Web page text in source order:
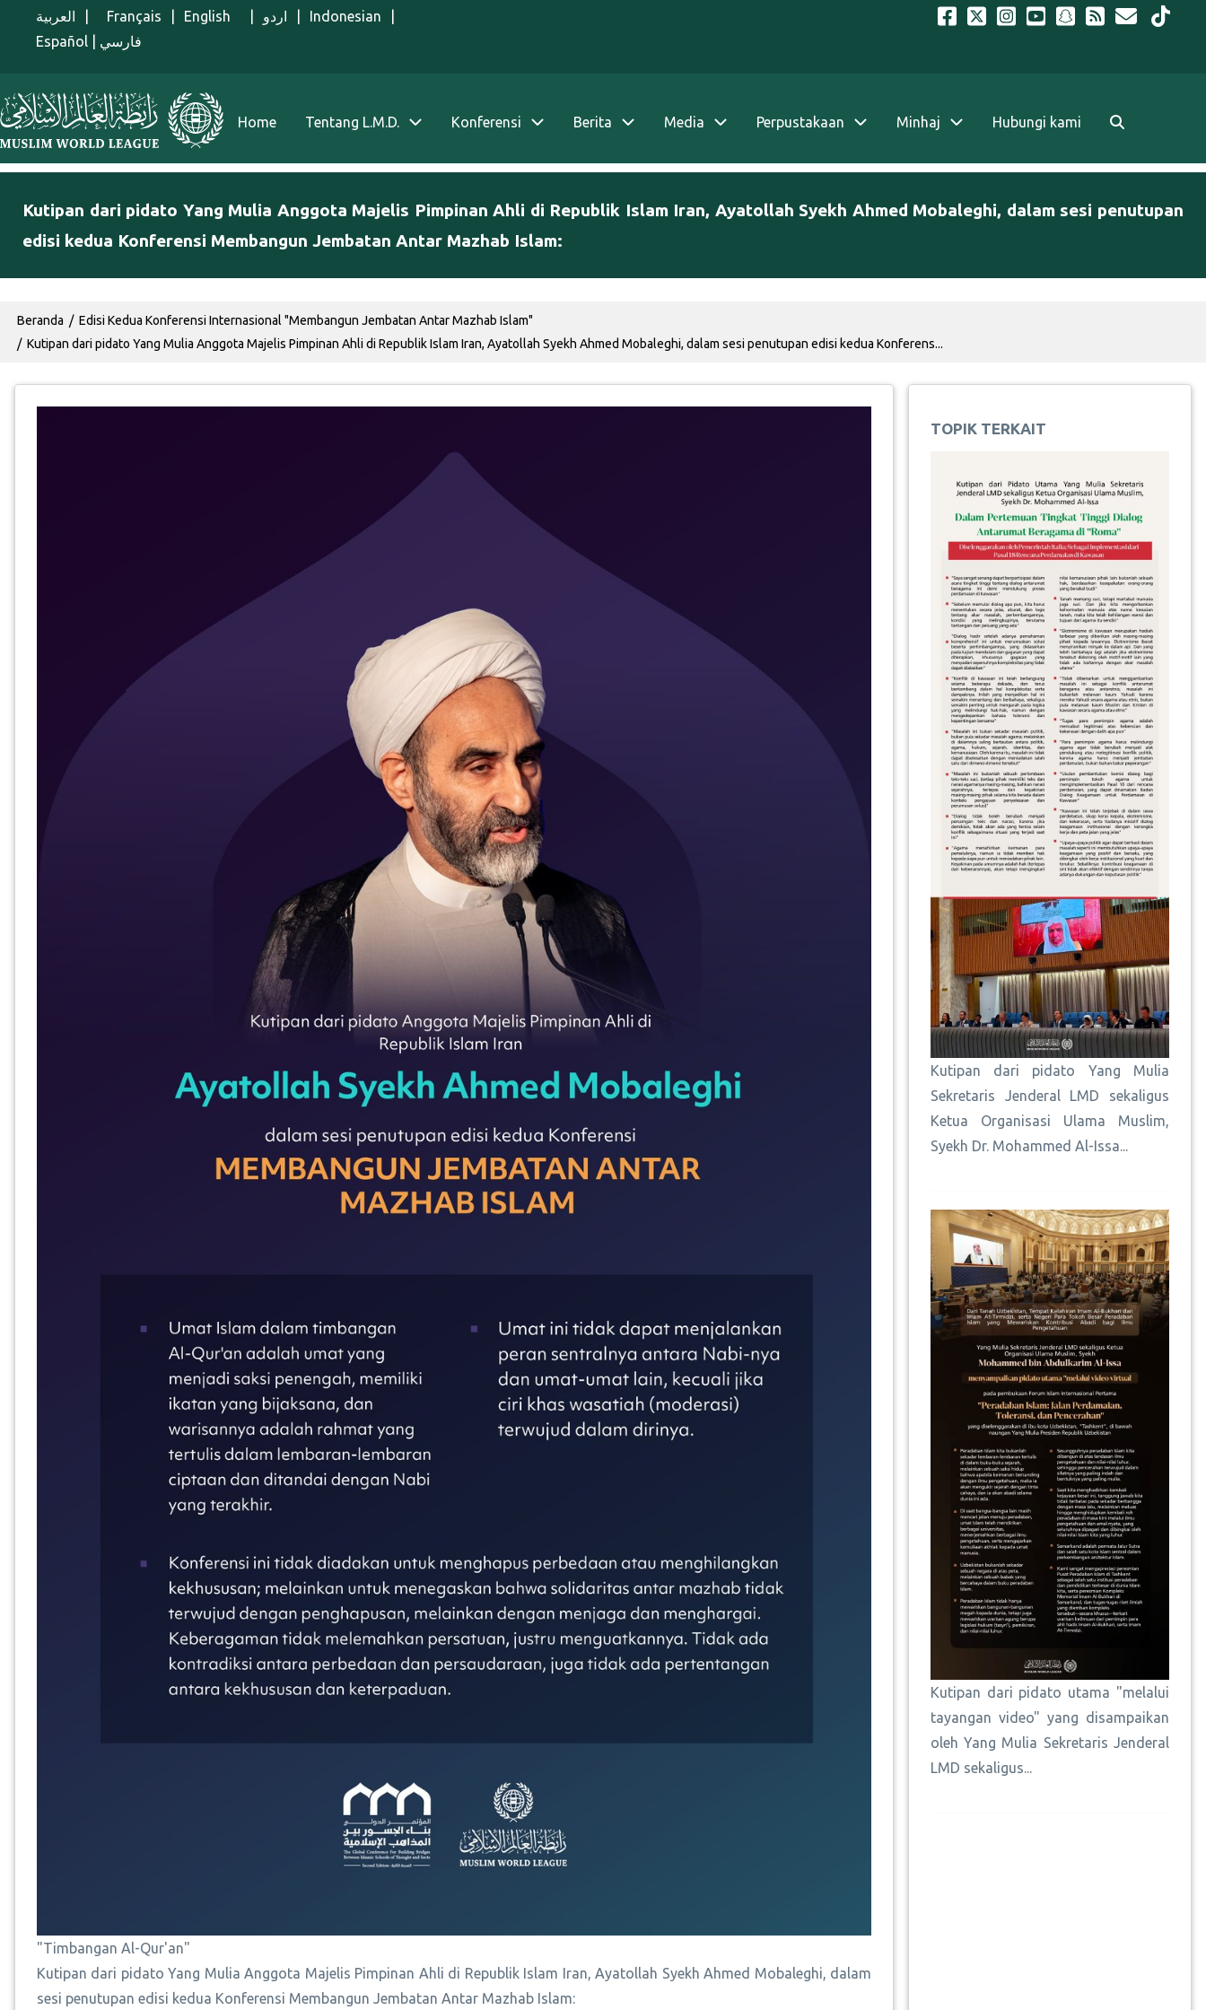
Lompat ke isi utama
العربية Français English اردو Indonesian
Español
فارسي
Menu Indonesian
Home Tentang L.M.D. Konferensi Berita Media Perpustakaan Minhaj Hubungi kami
Kutipan dari pidato Yang Mulia Anggota Majelis Pimpinan Ahli di Republik Islam Iran, Ayatollah Syekh Ahmed Mobaleghi, dalam sesi penutupan
edisi kedua Konferensi Membangun Jembatan Antar Mazhab Islam:
Breadcrumb
Beranda
Edisi Kedua Konferensi Internasional "Membangun Jembatan Antar Mazhab Islam"
Kutipan dari pidato Yang Mulia Anggota Majelis Pimpinan Ahli di Republik Islam Iran, Ayatollah Syekh Ahmed Mobaleghi, dalam sesi penutupan edisi kedua Konferens...
"Timbangan Al-Qur'an"
Kutipan dari pidato Yang Mulia Anggota Majelis Pimpinan Ahli di Republik Islam Iran, Ayatollah Syekh Ahmed Mobaleghi, dalam
sesi penutupan edisi kedua Konferensi Membangun Jembatan Antar Mazhab Islam:
TOPIK TERKAIT
Kutipan dari pidato Yang Mulia
Sekretaris Jenderal LMD sekaligus
Ketua Organisasi Ulama Muslim,
Syekh Dr. Mohammed Al-Issa...
Kutipan dari pidato utama "melalui
tayangan video" yang disampaikan
oleh Yang Mulia Sekretaris Jenderal
LMD sekaligus...